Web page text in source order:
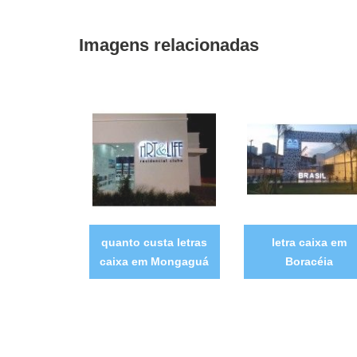
Imagens relacionadas
quanto custa letras
caixa em Mongaguá
letra caixa em
Boracéia